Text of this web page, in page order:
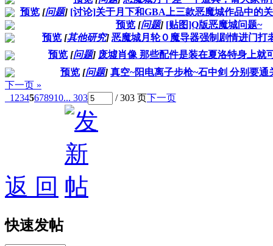
预览 [问题] [讨论]关于月下和GBA上三款恶魔城作品中的
预览 [问题] [贴图]Q版恶魔城问题~
预览 [其他研究] 恶魔城月轮０魔导器强制剧情进门
预览 [问题] 废墟肖像 那些配件是装在夏洛特身上就
预览 [问题] 真空~阳电离子步枪~石中剑 分别要通
下一页 »
1 2345678910... 303 / 303 页下一页
返 回
快速发帖